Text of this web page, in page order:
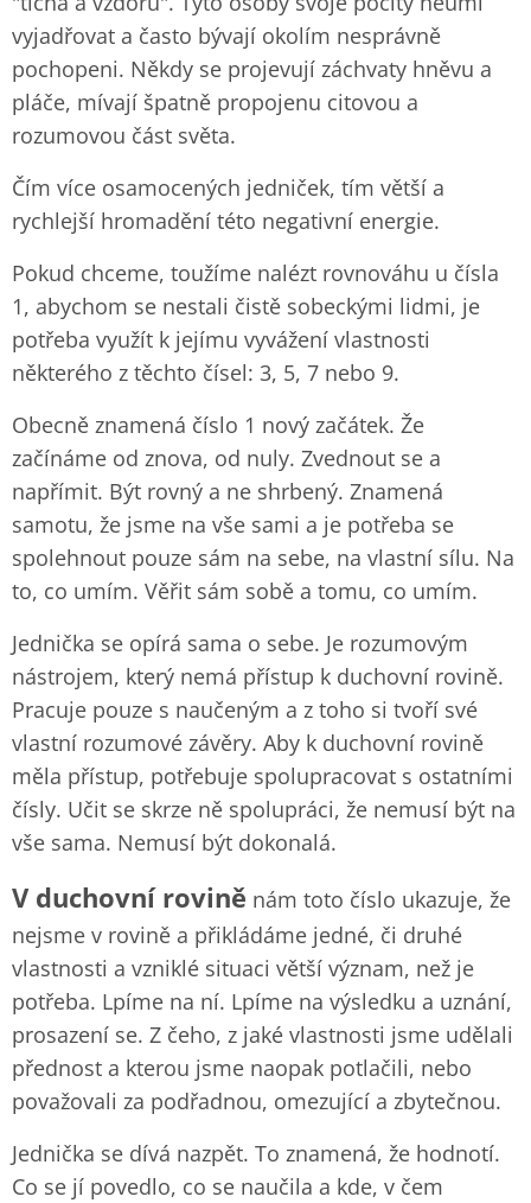
vyjadřovat a často bývají okolím nesprávně
pochopeni. Někdy se projevují záchvaty hněvu a
pláče, mívají špatně propojenu citovou a
rozumovou část světa.
Čím více osamocených jedniček, tím větší a
rychlejší hromadění této negativní energie.
Pokud chceme, toužíme nalézt rovnováhu u čísla
1, abychom se nestali čistě sobeckými lidmi, je
potřeba využít k jejímu vyvážení vlastnosti
některého z těchto čísel: 3, 5, 7 nebo 9.
Obecně znamená číslo 1 nový začátek. Že
začínáme od znova, od nuly. Zvednout se a
napřímit. Být rovný a ne shrbený. Znamená
samotu, že jsme na vše sami a je potřeba se
spolehnout pouze sám na sebe, na vlastní sílu. Na
to, co umím. Věřit sám sobě a tomu, co umím.
Jednička se opírá sama o sebe. Je rozumovým
nástrojem, který nemá přístup k duchovní rovině.
Pracuje pouze s naučeným a z toho si tvoří své
vlastní rozumové závěry. Aby k duchovní rovině
měla přístup, potřebuje spolupracovat s ostatními
čísly. Učit se skrze ně spolupráci, že nemusí být na
vše sama. Nemusí být dokonalá.
V duchovní rovině nám toto číslo ukazuje, že
nejsme v rovině a přikládáme jedné, či druhé
vlastnosti a vzniklé situaci větší význam, než je
potřeba. Lpíme na ní. Lpíme na výsledku a uznání,
prosazení se. Z čeho, z jaké vlastnosti jsme udělali
přednost a kterou jsme naopak potlačili, nebo
považovali za podřadnou, omezující a zbytečnou.
Jednička se dívá nazpět. To znamená, že hodnotí.
Co se jí povedlo, co se naučila a kde, v čem